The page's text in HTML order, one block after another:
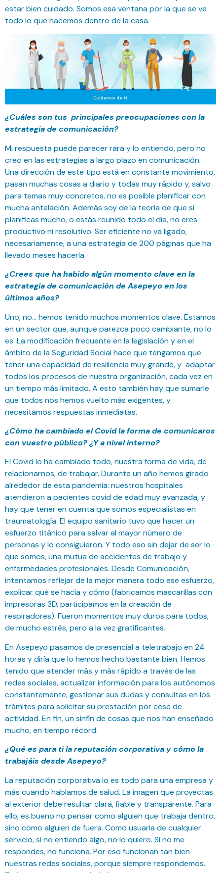
estar bien cuidado. Somos esa ventana por la que se ve
todo lo que hacemos dentro de la casa.
¿Cuáles son tus principales preocupaciones con la
estrategia de comunicación?
Mi respuesta puede parecer rara y lo entiendo, pero no
creo en las estrategias a largo plazo en comunicación.
Una dirección de este tipo está en constante movimiento,
pasan muchas cosas a diario y todas muy rápido y, salvo
para temas muy concretos, no es posible planificar con
mucha antelación. Además soy de la teoría de que si
planificas mucho, o estás reunido todo el día, no eres
productivo ni resolutivo. Ser eficiente no va ligado,
necesariamente, a una estrategia de 200 páginas que ha
llevado meses hacerla.
¿Crees que ha habido algún momento clave en la
estrategia de comunicación de Asepeyo en los
últimos años?
Uno, no… hemos tenido muchos momentos clave. Estamos
en un sector que, aunque parezca poco cambiante, no lo
es. La modificación frecuente en la legislación y en el
ámbito de la Seguridad Social hace que tengamos que
tener una capacidad de resiliencia muy grande, y adaptar
todos los procesos de nuestra organización, cada vez en
un tiempo más limitado. A esto también hay que sumarle
que todos nos hemos vuelto más exigentes, y
necesitamos respuestas inmediatas.
¿Cómo ha cambiado el Covid la forma de comunicaros
con vuestro público? ¿Y a nivel interno?
El Covid lo ha cambiado todo, nuestra forma de vida, de
relacionarnos, de trabajar. Durante un año hemos girado
alrededor de esta pandemia: nuestros hospitales
atendieron a pacientes covid de edad muy avanzada, y
hay que tener en cuenta que somos especialistas en
traumatología. El equipo sanitario tuvo que hacer un
esfuerzo titánico para salvar al mayor número de
personas y lo consiguieron. Y todo eso sin dejar de ser lo
que somos, una mutua de accidentes de trabajo y
enfermedades profesionales. Desde Comunicación,
intentamos reflejar de la mejor manera todo ese esfuerzo,
explicar qué se hacía y cómo (fabricamos mascarillas con
impresoras 3D, participamos en la creación de
respiradores). Fueron momentos muy duros para todos,
de mucho estrés, pero a la vez gratificantes.
En Asepeyo pasamos de presencial a teletrabajo en 24
horas y diría que lo hemos hecho bastante bien. Hemos
tenido que atender más y más rápido a través de las
redes sociales, actualizar información para los autónomos
constantemente, gestionar sus dudas y consultas en los
trámites para solicitar su prestación por cese de
actividad. En fin, un sinfín de cosas que nos han enseñado
mucho, en tiempo récord.
¿Qué es para ti la reputación corporativa y cómo la
trabajáis desde Asepeyo?
La reputación corporativa lo es todo para una empresa y
más cuando hablamos de salud. La imagen que proyectas
al exterior debe resultar clara, fiable y transparente. Para
ello, es bueno no pensar como alguien que trabaja dentro,
sino como alguien de fuera. Como usuaria de cualquier
servicio, si no entiendo algo, no lo quiero. Si no me
respondes, no funciona. Por eso funcionan tan bien
nuestras redes sociales, porque siempre respondemos.